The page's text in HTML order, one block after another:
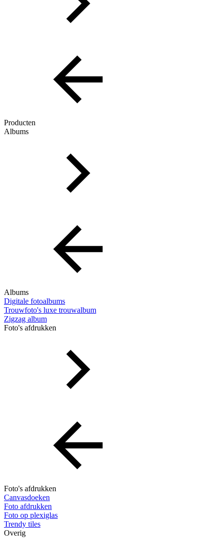
Producten
Albums
Albums
Digitale fotoalbums
Trouwfoto's luxe trouwalbum
Zigzag album
Foto's afdrukken
Foto's afdrukken
Canvasdoeken
Foto afdrukken
Foto op plexiglas
Trendy tiles
Overig